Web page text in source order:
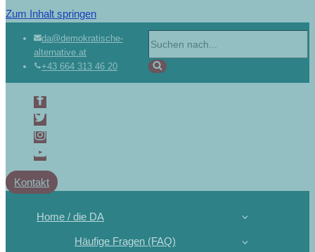
Zum Inhalt springen
da@demokratische-
alternative.at
+43 664 313 46 20
Kontakt
Home / die DA
Häufige Fragen (FAQ)